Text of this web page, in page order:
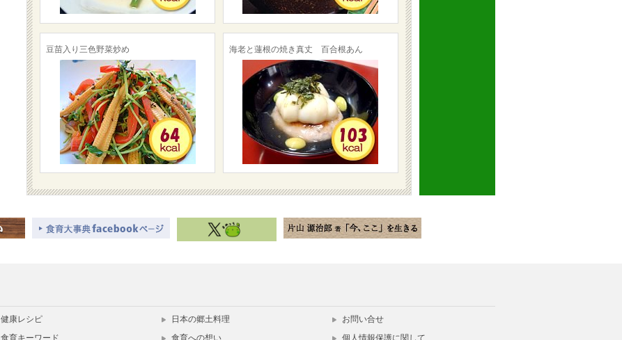
豆苗入り三色野菜炒め 海老と蓮根の焼き真丈 百合根あん
健康レシピ
日本の郷土料理
お問い合せ